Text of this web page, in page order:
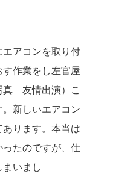
アコンを取り付
作業をし左官屋
真 友情出演）こ
新しいエアコン
ります。本当は
たのですが、仕
いまし